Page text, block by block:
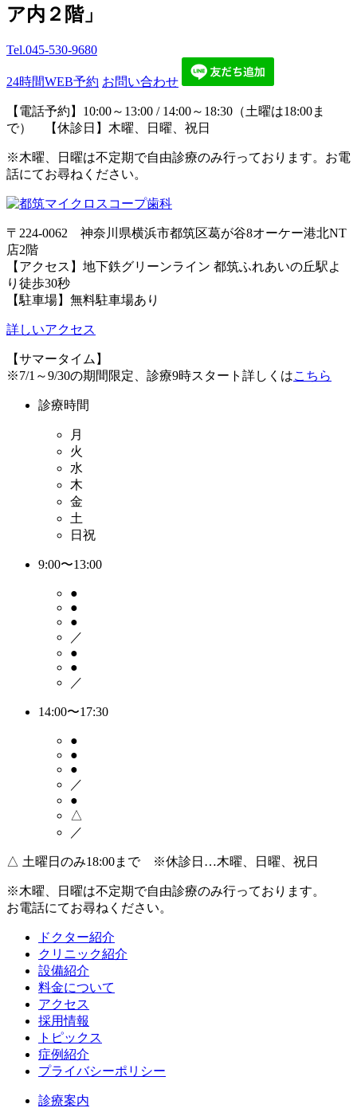
ア内２階」
Tel.045-530-9680
24時間WEB予約 お問い合わせ
【電話予約】10:00～13:00 / 14:00～18:30（土曜は18:00ま
で） 【休診日】木曜、日曜、祝日
※木曜、日曜は不定期で自由診療のみ行っております。お電
話にてお尋ねください。
〒224-0062 神奈川県横浜市都筑区葛が谷8オーケー港北NT
店2階
【アクセス】地下鉄グリーンライン 都筑ふれあいの丘駅よ
り徒歩30秒
【駐車場】無料駐車場あり
詳しいアクセス
【サマータイム】
※7/1～9/30の期間限定、診療9時スタート詳しくはこちら
診療時間
月
火
水
木
金
土
日祝
9:00〜13:00
●
●
●
／
●
●
／
14:00〜17:30
●
●
●
／
●
△
／
△ 土曜日のみ18:00まで ※休診日…木曜、日曜、祝日
※木曜、日曜は不定期で自由診療のみ行っております。
お電話にてお尋ねください。
ドクター紹介
クリニック紹介
設備紹介
料金について
アクセス
採用情報
トピックス
症例紹介
プライバシーポリシー
診療案内